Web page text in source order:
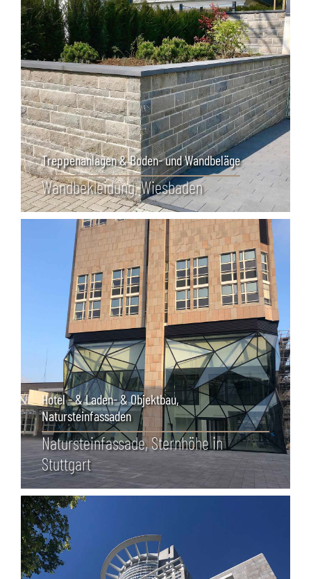
Wand­bekleidung, Wiesbaden
Treppenanlagen & Boden- und Wandbeläge
Naturstein­fassade, Sternhöhe in
Stuttgart
Hotel - & Laden- & Objektbau,
Natursteinfassaden